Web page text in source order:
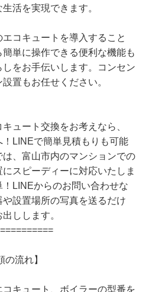
活を実現できます。
コキュートを導入すること
単に操作できる便利な機能も
をお手伝いします。コンセン
置もお任せください。
ュート交換をお考えなら、
！LINEで簡単見積もりも可能
は、富山市内のマンションでの
スピーディーに対応いたしま
LINEからのお問い合わせな
設置場所の写真を送るだけ
しします。
の流れ】
キュート、ボイラーの型番を